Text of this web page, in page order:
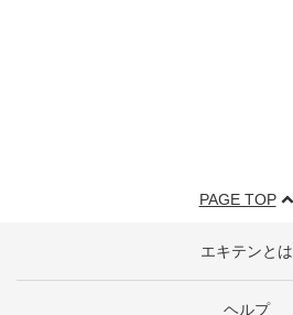
PAGE TOP
エキテンとは
ヘルプ